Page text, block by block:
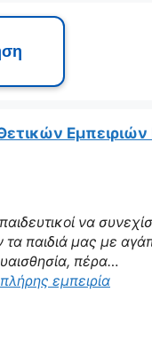
να
παιδιά μας με
πέρα…
πλήρης εμπειρία“Η